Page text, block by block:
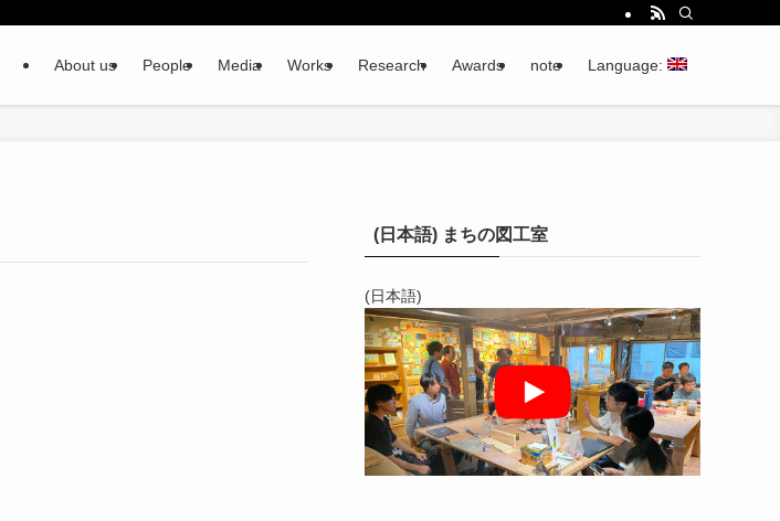
About us People Media Works Research Awards note Language:
(日本語) まちの図工室
(日本語)